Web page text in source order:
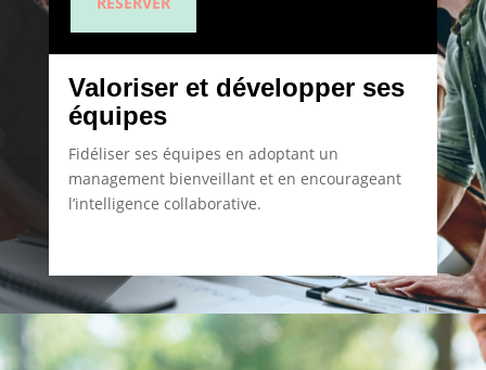
Valoriser et développer ses
équipes
Fidéliser ses équipes en adoptant un
management bienveillant et en encourageant
l’intelligence collaborative.